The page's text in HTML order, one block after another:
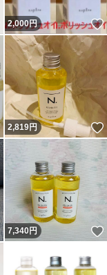
いいね！
2,000円
いいね！
2,819円
いいね！
7,340円